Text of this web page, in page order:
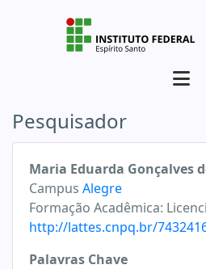
Pesquisador
Maria Eduarda Gonçalves
Campus Alegre
Formação Acadêmica:
http://lattes.cnpq.br/
Palavras Chave